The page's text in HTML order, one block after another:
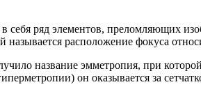
себя ряд элементов, преломляющих
расположение фокуса
название эмметропия, при
он оказывается за